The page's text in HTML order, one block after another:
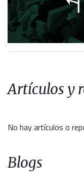
Artículos y
No hay artículos o
Blogs